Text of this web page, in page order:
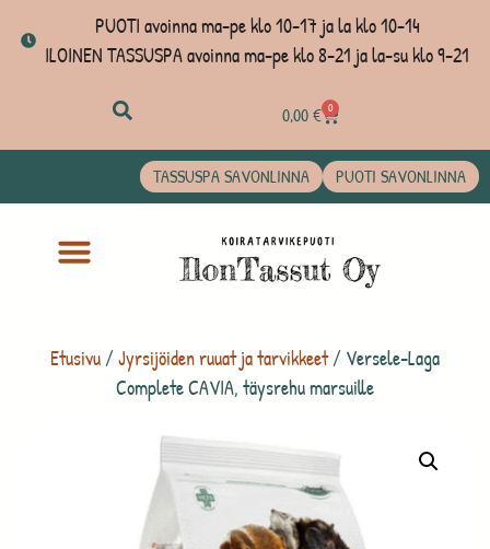
PUOTI avoinna ma-pe klo 10-17 ja la klo 10-14
ILOINEN TASSUSPA avoinna ma-pe klo 8-21 ja la-su klo 9-21
0,00€ 0
TASSUSPA SAVONLINNA PUOTI SAVONLINNA
Etusivu /Jyrsijöiden ruuat ja tarvikkeet/ Versele-Laga
Complete CAVIA, täysrehu marsuille